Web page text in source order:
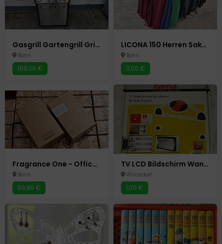
Gasgrill Gartengrill Grillwagen Grillstation Gasherd / 5 Brenner
Bonn
199,00 €
LICONA 150 Herren Sakkos Club Sakko Hochzeit Verlobung Anzug TOP
Bonn
0,00 €
Fragrance One - Office For Men - 100ml - EdP - First Batch 1. Edition - Jeremy
Bonn
99,99 €
TV LCD Bildschirm Wandhalterung Hama Ultraslim 23-46 Zoll o.58 -117 cm
Wilnsdorf
1,00 €